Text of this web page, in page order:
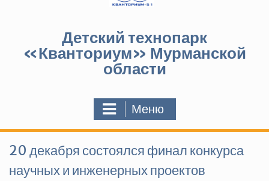
Детский технопарк
«Кванториум» Мурманской
области
Меню
20 декабря состоялся финал конкурса
научных и инженерных проектов